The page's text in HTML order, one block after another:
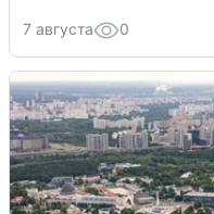
7 августа 0